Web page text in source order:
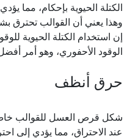
الكتلة الحيوية بإحكام، مما
وهذا يعني أن القوالب تحترق
إن استخدام الكتلة الحيوية
الوقود الأحفوري، وهو أمر أفضل
حرق أنظف
شكل قرص العسل للقوالب
عند الاحتراق، مما يؤدي إلى